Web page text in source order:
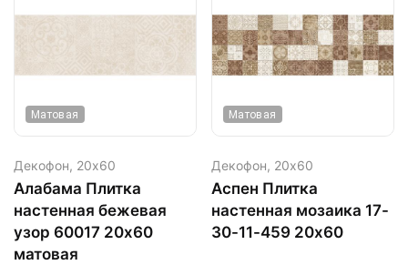
Матовая
Декофон, 20х60
Алабама Плитка
настенная бежевая
узор 60017 20х60
матовая
Матовая
Декофон, 20х60
Аспен Плитка
настенная мозаика 17-
30-11-459 20х60